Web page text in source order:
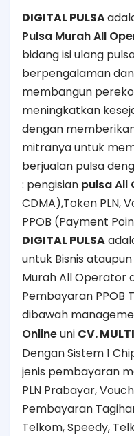
DIGITAL PULSA
Pulsa Murah All
bidang isi ulang
berpengalaman
membangun
meningkatkan
dengan
mitranya untuk
berjualan pulsa
: pengisian pulsa All
CDMA),Token PLN,
PPOB (Payment
DIGITAL PULSA
untuk Bisnis
Murah All Operator
Pembayaran PPOB
dibawah
Onlineuni CV.
Dengan Sistem 1
jenis pembayaran
PLN Prabayar,
Pembayaran
Telkom, Speedy,